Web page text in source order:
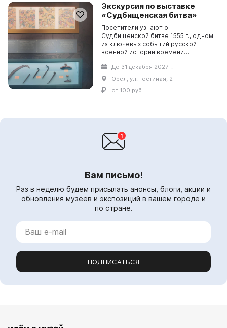
Экскурсия по выставке
«Судбищенская битва»
Посетители узнают о
Судбищенской битве 1555 г., одном
из ключевых событий русской
военной истории времени
Знакомство экскурсантов с
представленным материалом
сопровождае...
До 31 декабря 2027 г.
Орёл, ул. Гостиная, 2
от 100 руб
Вам письмо!
Раз в неделю будем присылать анонсы, блоги, акции и
обновления музеев и экспозиций в вашем городе и
по стране.
ПОДПИСАТЬСЯ